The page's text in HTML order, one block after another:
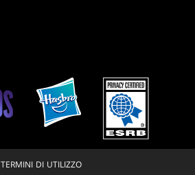
TERMINI DI UTILIZZO